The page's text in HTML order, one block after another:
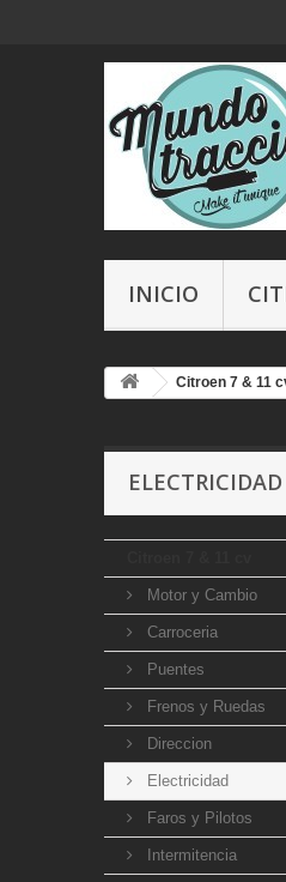
INICIO
Citroen 7 & 11
ELECTRICIDAD
Motor y Cambio
Carroceria
Puentes
Frenos y Ruedas
Direccion
Electricidad
Faros y Pilotos
Intermitencia